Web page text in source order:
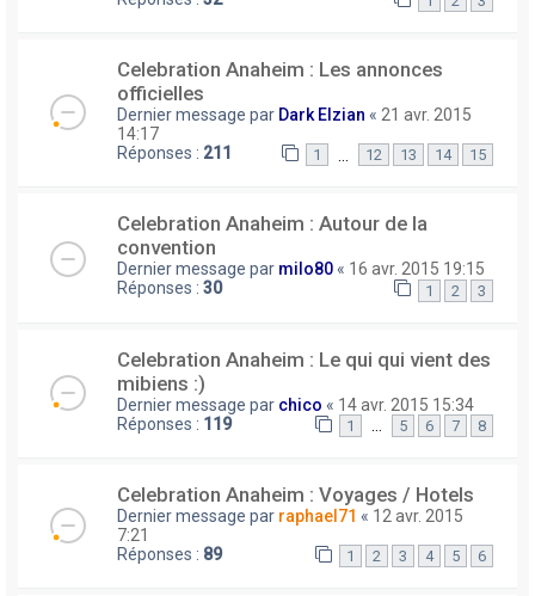
Celebration Anaheim : Les annonces
officielles
Dernier message par Dark Elzian « 21 avr. 2015
14:17
Réponses : 211 1 12 13 14 15
Celebration Anaheim : Autour de la
convention
Dernier message par milo80 « 16 avr. 2015 19:15
Réponses : 30 1 2 3
Celebration Anaheim : Le qui qui vient des
mibiens :)
Dernier message par chico « 14 avr. 2015 15:34
Réponses : 119 1 5 6 7 8
Celebration Anaheim : Voyages / Hotels
Dernier message par raphael71 « 12 avr. 2015
7:21
Réponses : 89 1 2 3 4 5 6